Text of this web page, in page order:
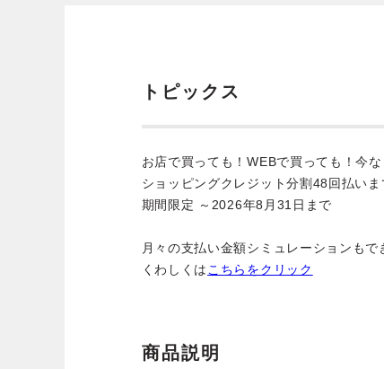
トピックス
お店で買っても！WEBで買っても！今な
ショッピングクレジット分割48回払いま
期間限定 ～2026年8月31日まで
月々の支払い金額シミュレーションもで
くわしくは こちらをクリック
商品説明